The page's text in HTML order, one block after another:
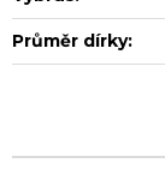
Průměr dírky: